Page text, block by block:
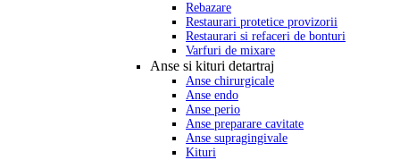
Rebazare
Restaurari protetice provizorii
Restaurari si refaceri de bonturi
Varfuri de mixare
Anse si kituri detartraj
Anse chirurgicale
Anse endo
Anse perio
Anse preparare cavitate
Anse supragingivale
Kituri